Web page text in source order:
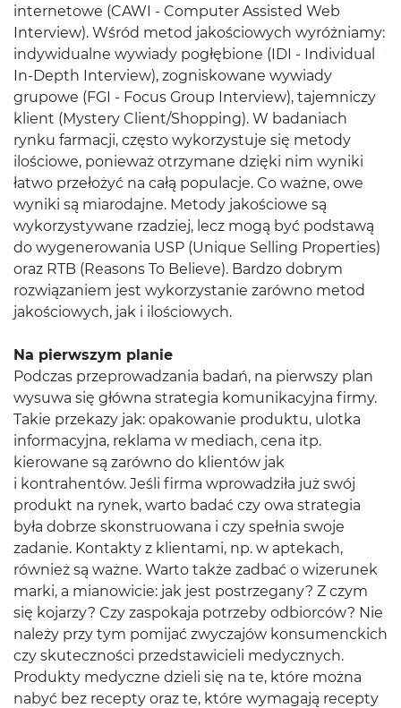
internetowe (CAWI - Computer Assisted Web
Interview). Wśród metod jakościowych wyróżniamy:
indywidualne wywiady pogłębione (IDI - Individual
In-Depth Interview), zogniskowane wywiady
grupowe (FGI - Focus Group Interview), tajemniczy
klient (Mystery Client/Shopping). W badaniach
rynku farmacji, często wykorzystuje się metody
ilościowe, ponieważ otrzymane dzięki nim wyniki
łatwo przełożyć na całą populacje. Co ważne, owe
wyniki są miarodajne. Metody jakościowe są
wykorzystywane rzadziej, lecz mogą być podstawą
do wygenerowania USP (Unique Selling Properties)
oraz RTB (Reasons To Believe). Bardzo dobrym
rozwiązaniem jest wykorzystanie zarówno metod
jakościowych, jak i ilościowych.
Na pierwszym planie
Podczas przeprowadzania badań, na pierwszy plan
wysuwa się główna strategia komunikacyjna firmy.
Takie przekazy jak: opakowanie produktu, ulotka
informacyjna, reklama w mediach, cena itp.
kierowane są zarówno do klientów jak
i kontrahentów. Jeśli firma wprowadziła już swój
produkt na rynek, warto badać czy owa strategia
była dobrze skonstruowana i czy spełnia swoje
zadanie. Kontakty z klientami, np. w aptekach,
również są ważne. Warto także zadbać o wizerunek
marki, a mianowicie: jak jest postrzegany? Z czym
się kojarzy? Czy zaspokaja potrzeby odbiorców? Nie
należy przy tym pomijać zwyczajów konsumenckich
czy skuteczności przedstawicieli medycznych.
Produkty medyczne dzieli się na te, które można
nabyć bez recepty oraz te, które wymagają recepty